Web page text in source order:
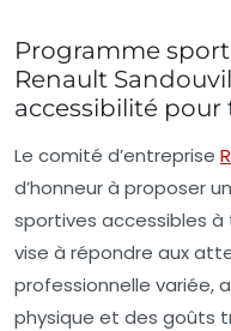
Programme
Renault
accessibilité pour
Le comité d’entreprise
d’honneur à proposer
sportives accessibles
vise à répondre aux
professionnelle variée,
physique et des goûts